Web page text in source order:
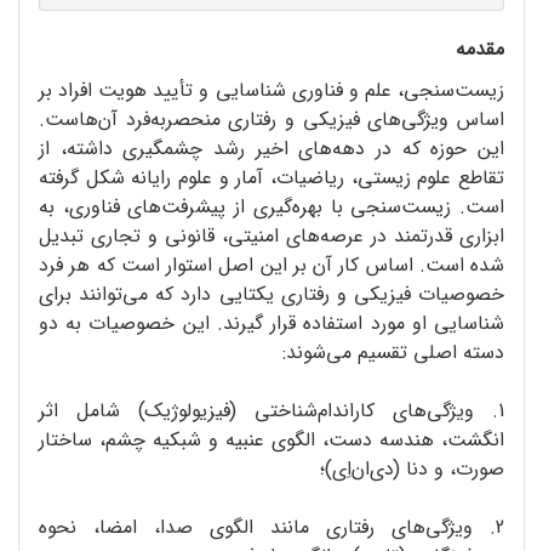
مقدمه
زیست‌سنجی، علم و فناوری شناسایی و تأیید هویت افراد بر
اساس ویژگی‌های فیزیکی و رفتاری منحصربه‌فرد آن‌هاست.
این حوزه که در دهه‌های اخیر رشد چشمگیری داشته، از
تقاطع علوم زیستی، ریاضیات، آمار و علوم رایانه شکل گرفته
است. زیست‌سنجی با بهره‌گیری از پیشرفت‌های فناوری، به
ابزاری قدرتمند در عرصه‌های امنیتی، قانونی و تجاری تبدیل
شده است. اساس کار آن بر این اصل استوار است که هر فرد
خصوصیات فیزیکی و رفتاری یکتایی دارد که می‌توانند برای
شناسایی او مورد استفاده قرار گیرند. این خصوصیات به دو
دسته اصلی تقسیم می‌شوند:
1. ویژگی‌های کاراندام‌شناختی (فیزیولوژیک) شامل اثر
انگشت، هندسه دست، الگوی عنبیه و شبکیه چشم، ساختار
صورت، و دنا (دی‌ان‌اِی)؛
2. ویژگی‌های رفتاری مانند الگوی صدا، امضا، نحوه